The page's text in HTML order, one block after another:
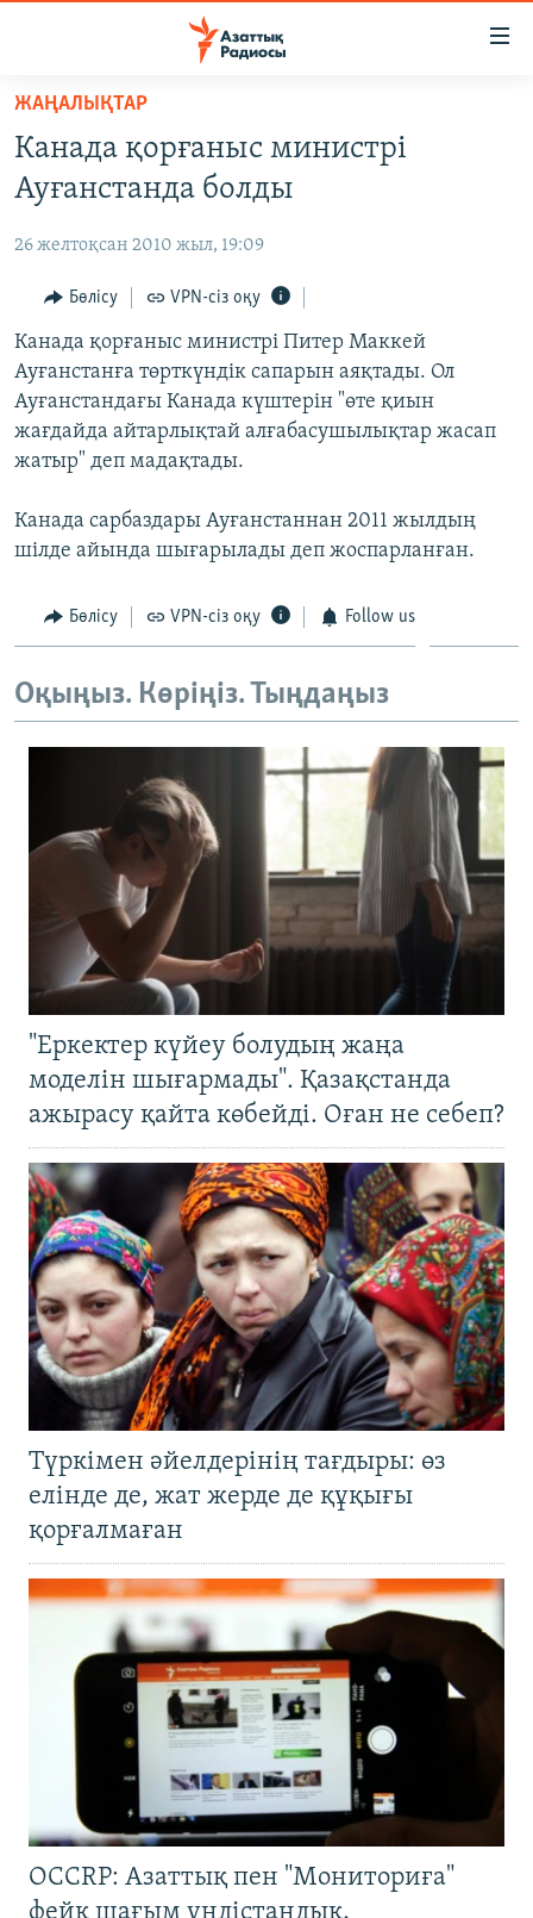
Skip
main
content
Skip
to
Navigation
Skip
Search
САЯСАТ
AZATTYQTV
ҚАҢТАР ОҚИҒАСЫ
АДАМ ҚҰҚЫҚТАРЫ
ӘЛЕУМЕТ
ӘЛЕМ
АРНАЙЫ ЖОБАЛАР
ЖАЗЫЛЫҢЫЗ
ЖАҢАЛЫҚТАР
Канада қорғаныс министрі
Ауғанстанда болды
26 желтоқсан 2010 жыл, 19:09
Бөлісу VPN-сіз оқу
Канада қорғаныс министрі Питер Маккей
Ауғанстанға төрткүндік сапарын аяқтады. Ол
Ауғанстандағы Канада күштерін "өте қиын
жағдайда айтарлықтай алғабасушылықтар жасап
жатыр" деп мадақтады.
Канада сарбаздары Ауғанстаннан 2011 жылдың
шілде айында шығарылады деп жоспарланған.
Бөлісу VPN-сіз оқу Follow us
Оқыңыз. Көріңіз. Тыңдаңыз
"Еркектер күйеу болудың жаңа
моделін шығармады". Қазақстанда
ажырасу қайта көбейді. Оған не себеп?
Түркімен әйелдерінің тағдыры: өз
елінде де, жат жерде де құқығы
қорғалмаған
OCCRP: Азаттық пен "Мониториға"
фейк шағым үндістандық,